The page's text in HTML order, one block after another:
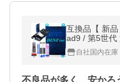
互換品【 新
ad9 / 第5世代
世代 Apple /
h 電圧制限
自社国内在
不良品が多く、安かろ